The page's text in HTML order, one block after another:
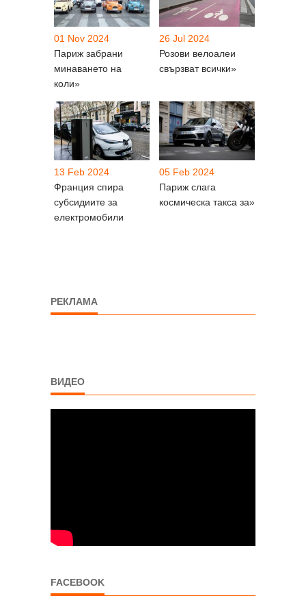
01 Nov 2024
Париж забрани
минаването на
коли»
26 Jul 2024
Розови велоалеи
свързват всички»
13 Feb 2024
Франция спира
субсидиите за
електромобили
05 Feb 2024
Париж слага
космическа такса за»
РЕКЛАМА
ВИДЕО
FACEBOOK